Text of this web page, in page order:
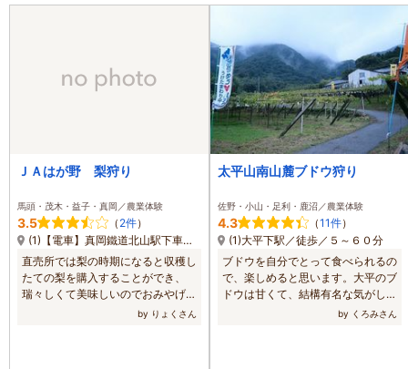
ＪＡはが野 梨狩り
馬頭・茂木・益子・真岡／農業体験
3.5 （ 2件）
(1)【電車】真岡鐵道北山駅下車徒歩約5分（国道294沿い） 【バス】JR宇都宮駅西口から関東バス益子行きで約70分「益子駅前」下車タクシーで約5分 【高速バス】秋葉原駅から高速バス「関東やきものライナー」で約2時間30分「益子駅」下車タクシーで約5分 【車】北関東自動車桜川筑西ICから車で約20分 【車】北関東自動車道真岡ICから車で約20分
直売所では梨の時期になると収穫し
たての梨を購入することができ、
瑞々しくて美味しいのでおみやげに
by りょくさん
太平山南山麓ブドウ狩り
佐野・小山・足利・鹿沼／農業体験
4.3 （11件）
(1)大平下駅／徒歩／５～６０分
ブドウを自分でとって食べられるの
で、楽しめると思います。大平のブ
ドウは甘くて、結構有名な気がしま
by くろみさん